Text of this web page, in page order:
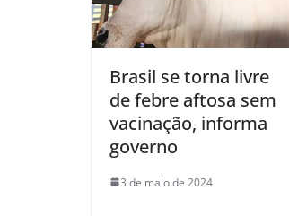
Brasil se torna livre
de febre aftosa sem
vacinação, informa
governo
3 de maio de 2024